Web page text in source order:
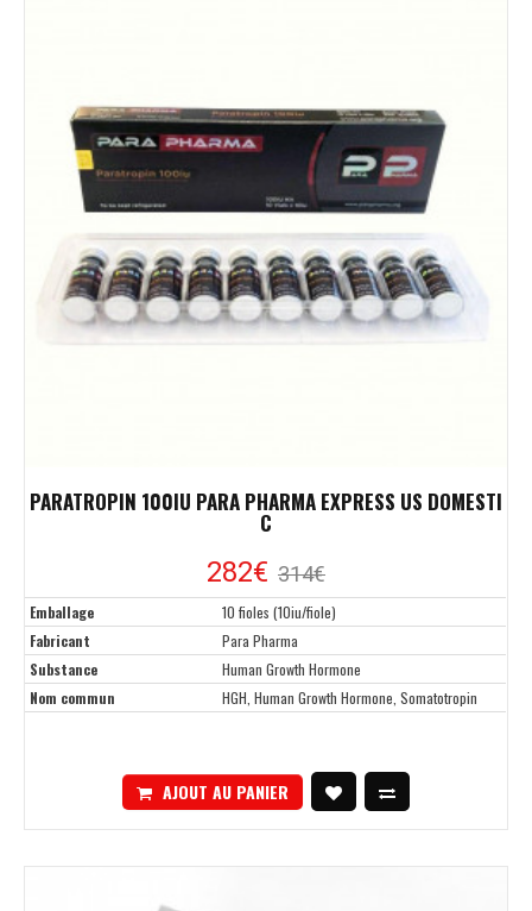
PARATROPIN 100IU PARA PHARMA EXPRESS US DOMESTI
C
282€ 314€
Emballage
10 fioles (10iu/fiole)
Fabricant
Para Pharma
Substance
Human Growth Hormone
Nom commun
HGH, Human Growth Hormone, Somatotropin
AJOUT AU PANIER